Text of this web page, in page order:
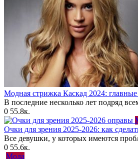
Модная стрижка Каскад 2024:
В последние несколько лет подряд
0 55.8к.
Очки для зрения 2025-2026: как
Все девушки, у которых имеются
0 55.6к.
Мода